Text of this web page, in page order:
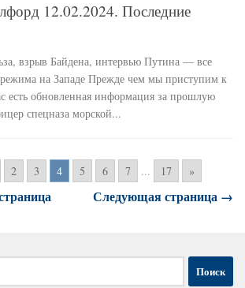
12.02.2024. Последние
взрыв Байдена, интервью Путина — все
режима на Западе Прежде чем мы приступим к
есть обновленная информация за прошлую
спецназа морской...
2 3 4 5 6 7 ... 17 »
Следующая страница →